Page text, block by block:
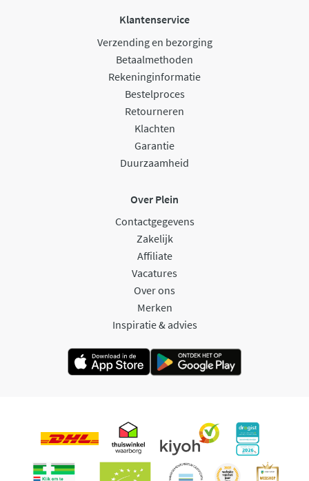
Klantenservice
Verzending en bezorging
Betaalmethoden
Rekeninginformatie
Bestelproces
Retourneren
Klachten
Garantie
Duurzaamheid
Over Plein
Contactgegevens
Zakelijk
Affiliate
Vacatures
Over ons
Merken
Inspiratie & advies